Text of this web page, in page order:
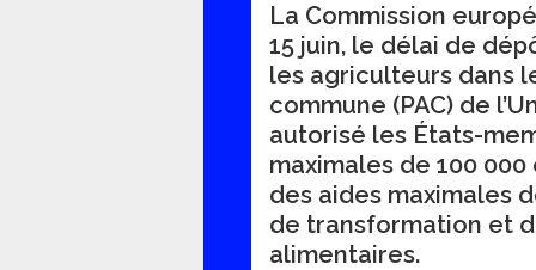
La Commission
15 juin, le délai de
les agriculteurs dans
commune (PAC) de
autorisé les États-
maximales de 100
des aides maximales
de transformation et
alimentaires.